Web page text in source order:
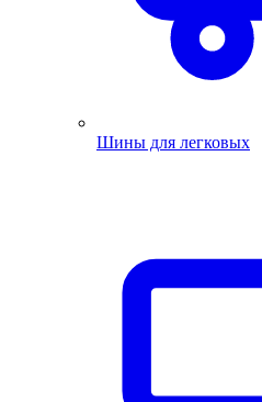
Шины для легковых